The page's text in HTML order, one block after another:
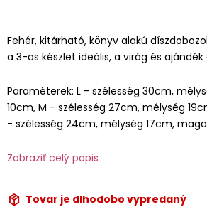
Fehér, kitárható, könyv alakú
a 3-as készlet ideális, a virág és
Paraméterek: L - szélesség 30cm,
10cm, M - szélesség 27cm, mélység
- szélesség 24cm, mélység 17cm,
Zobraziť celý popis
Tovar je dlhodobo vypredaný